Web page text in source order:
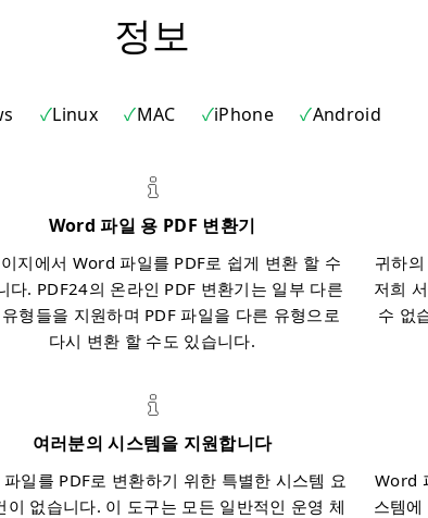
정보
Linux MAC iPhone Android
Word 파일 용 PDF 변환기
지에서 Word 파일를 PDF로 쉽게 변환 할 수
다. PDF24의 온라인 PDF 변환기는 일부 다른
형들을 지원하며 PDF 파일을 다른 유형으로
다시 변환 할 수도 있습니다.
귀하
저희
수 없
여러분의 시스템을 지원합니다
일를 PDF로 변환하기 위한 특별한 시스템 요
이 없습니다. 이 도구는 모든 일반적인 운영 체
Word
스템